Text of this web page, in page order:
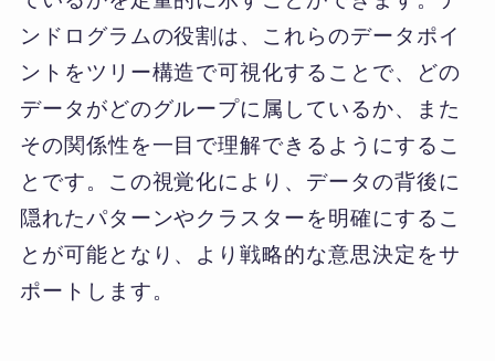
ンドログラムの役割は、これらのデータポイ
ントをツリー構造で可視化することで、どの
データがどのグループに属しているか、また
その関係性を一目で理解できるようにするこ
とです。この視覚化により、データの背後に
隠れたパターンやクラスターを明確にするこ
とが可能となり、より戦略的な意思決定をサ
ポートします。